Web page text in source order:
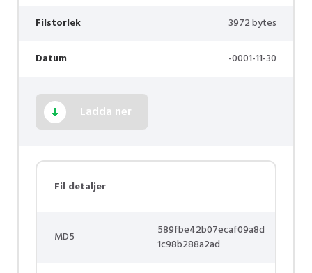
Filstorlek 3972 bytes
Datum -0001-11-30
Ladda ner
Fil detaljer
MD5
589fbe42b07ecaf09a8d
1c98b288a2ad